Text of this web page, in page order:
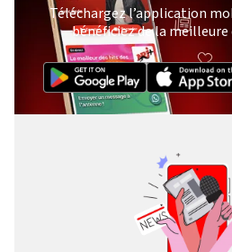
Téléchargez l’application
bénéficiez de la meilleure